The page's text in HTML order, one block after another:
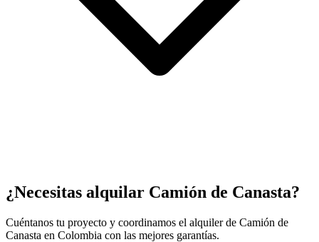
¿Necesitas alquilar Camión de Canasta?
Cuéntanos tu proyecto y coordinamos el alquiler de Camión de
Canasta en Colombia con las mejores garantías.